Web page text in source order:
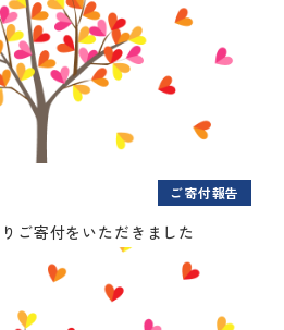
ご寄付報告
ご寄付をいただきました